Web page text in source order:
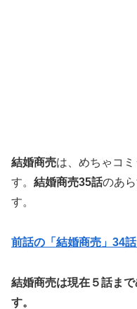
結婚商売は、めちゃコ
す。 結婚商売35話のあ
す。
前話の「結婚商売」34
結婚商売は現在５話ま
す。